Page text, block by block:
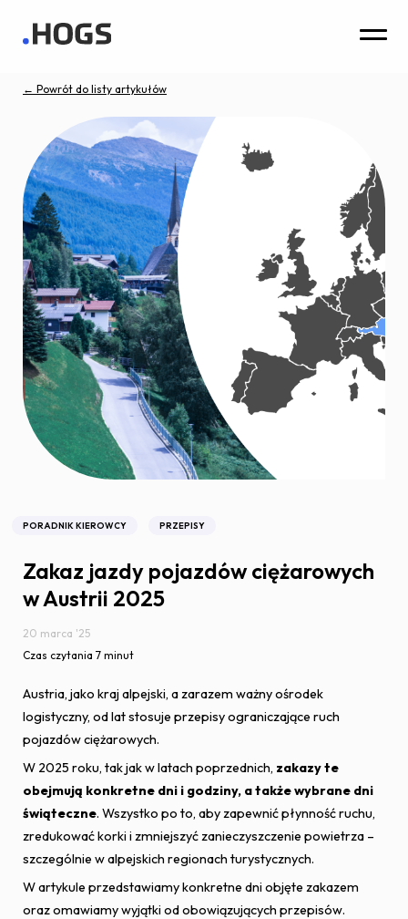
← Powrót do listy artykułów
PORADNIK KIEROWCY PRZEPISY
Zakaz jazdy pojazdów ciężarowych
w Austrii 2025
20 marca '25
Czas czytania 7 minut
Austria, jako kraj alpejski, a zarazem ważny ośrodek
logistyczny, od lat stosuje przepisy ograniczające ruch
pojazdów ciężarowych.
W 2025 roku, tak jak w latach poprzednich, zakazy te
obejmują konkretne dni i godziny, a także wybrane dni
świąteczne. Wszystko po to, aby zapewnić płynność ruchu,
zredukować korki i zmniejszyć zanieczyszczenie powietrza –
szczególnie w alpejskich regionach turystycznych.
W artykule przedstawiamy konkretne dni objęte zakazem
oraz omawiamy wyjątki od obowiązujących przepisów.